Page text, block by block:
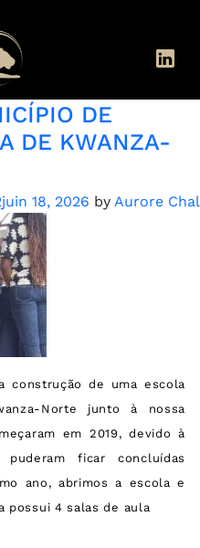
Angola
DE
DE KWANZA-
juin 18, 2026 by Aurore Chal
construção de uma escola
Norte junto à nossa
em 2019, devido à
ficar concluídas
ano, abrimos a escola e
possui 4 salas de aula